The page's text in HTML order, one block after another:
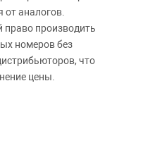
от аналогов.
право производить
номеров без
что
цены.